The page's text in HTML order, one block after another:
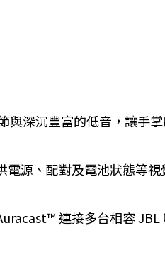
與深沉豐富的低音，讓手
源、配對及電池狀態等
連接多台相容